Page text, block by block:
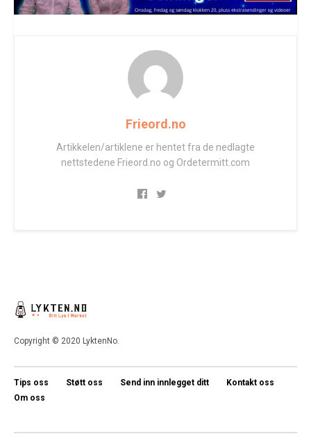
Frieord.no
Artikkelen/artiklene er hentet fra de nedlagte
nettstedene Frieord.no og Ordetermitt.com
Copyright © 2020 LyktenNo.
Tips oss Støtt oss Send inn innlegget ditt
Kontakt oss
Om oss